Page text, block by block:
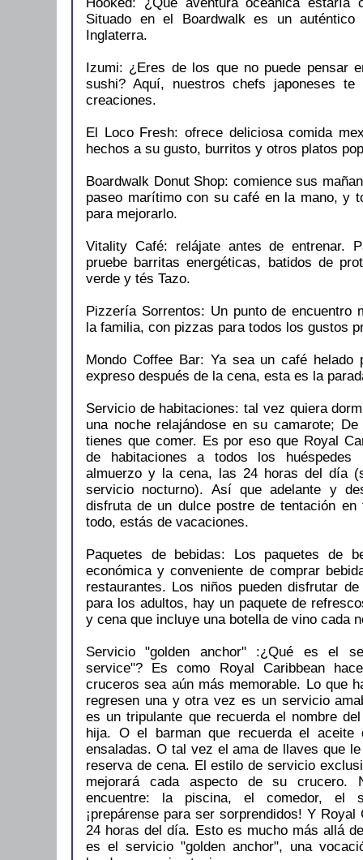
Situado en el Boardwalk es un auténtico
Inglaterra.
Izumi: ¿Eres de los que no puede pensar
sushi? Aquí, nuestros chefs japoneses te
creaciones.
El Loco Fresh: ofrece deliciosa comida
hechos a su gusto, burritos y otros platos
Boardwalk Donut Shop: comience sus
paseo marítimo con su café en la mano, y
para mejorarlo.
Vitality Café: relájate antes de entrenar.
pruebe barritas energéticas, batidos de
verde y tés Tazo.
Pizzería Sorrentos: Un punto de encuentro
la familia, con pizzas para todos los gustos
Mondo Coffee Bar: Ya sea un café helado
expreso después de la cena, esta es la
Servicio de habitaciones: tal vez quiera
una noche relajándose en su camarote;
tienes que comer. Es por eso que Royal
de habitaciones a todos los
almuerzo y la cena, las 24 horas del día
servicio nocturno). Así que adelante y
disfruta de un dulce postre de tentación en
todo, estás de vacaciones.
Paquetes de bebidas: Los paquetes de
económica y conveniente de comprar
restaurantes. Los niños pueden disfrutar
para los adultos, hay un paquete de
y cena que incluye una botella de vino cada
Servicio "golden anchor" :¿Qué es el
service"? Es como Royal Caribbean
cruceros sea aún más memorable. Lo que
regresen una y otra vez es un servicio
es un tripulante que recuerda el nombre
hija. O el barman que recuerda el
ensaladas. O tal vez el ama de llaves que
reserva de cena. El estilo de servicio
mejorará cada aspecto de su crucero.
encuentre: la piscina, el comedor, el
¡prepárense para ser sorprendidos! Y
24 horas del día. Esto es mucho más allá
es el servicio "golden anchor", una